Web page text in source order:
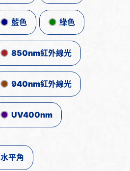
藍色 綠色
850nm紅外線光
940nm紅外線光
UV400nm
水平角